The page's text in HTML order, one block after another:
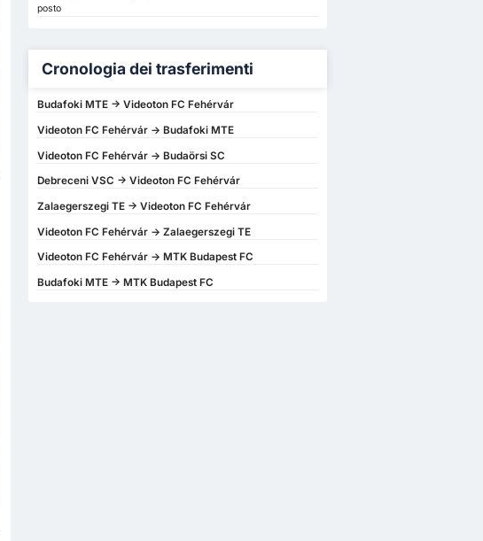
posto
Cronologia dei trasferimenti
Budafoki MTE -> Videoton FC Fehérvár
Videoton FC Fehérvár -> Budafoki MTE
Videoton FC Fehérvár -> Budaörsi SC
Debreceni VSC -> Videoton FC Fehérvár
Zalaegerszegi TE -> Videoton FC Fehérvár
Videoton FC Fehérvár -> Zalaegerszegi TE
Videoton FC Fehérvár -> MTK Budapest FC
Budafoki MTE -> MTK Budapest FC